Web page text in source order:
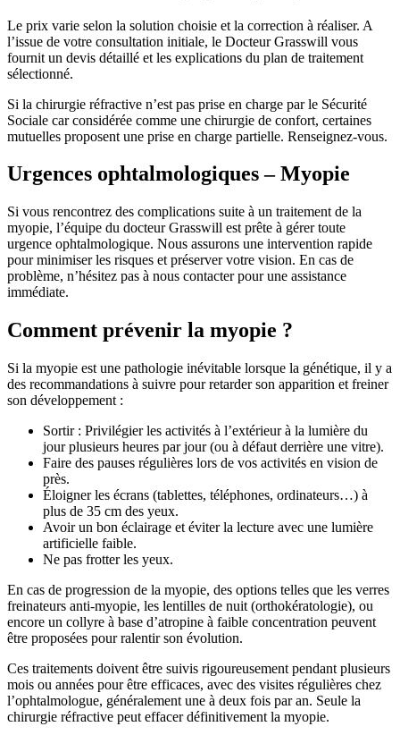
Le prix varie selon la solution choisie et la correction à réaliser. A
l’issue de votre consultation initiale, le Docteur Grasswill vous
fournit un devis détaillé et les explications du plan de traitement
sélectionné.
Si la chirurgie réfractive n’est pas prise en charge par le Sécurité
Sociale car considérée comme une chirurgie de confort, certaines
mutuelles proposent une prise en charge partielle. Renseignez-vous.
Urgences ophtalmologiques – Myopie
Si vous rencontrez des complications suite à un traitement de la
myopie, l’équipe du docteur Grasswill est prête à gérer toute
urgence ophtalmologique. Nous assurons une intervention rapide
pour minimiser les risques et préserver votre vision. En cas de
problème, n’hésitez pas à nous contacter pour une assistance
immédiate.
Comment prévenir la myopie ?
Si la myopie est une pathologie inévitable lorsque la génétique, il y a
des recommandations à suivre pour retarder son apparition et freiner
son développement :
Sortir : Privilégier les activités à l’extérieur à la lumière du
jour plusieurs heures par jour (ou à défaut derrière une vitre).
Faire des pauses régulières lors de vos activités en vision de
près.
Éloigner les écrans (tablettes, téléphones, ordinateurs…) à
plus de 35 cm des yeux.
Avoir un bon éclairage et éviter la lecture avec une lumière
artificielle faible.
Ne pas frotter les yeux.
En cas de progression de la myopie, des options telles que les verres
freinateurs anti-myopie, les lentilles de nuit (orthokératologie), ou
encore un collyre à base d’atropine à faible concentration peuvent
être proposées pour ralentir son évolution.
Ces traitements doivent être suivis rigoureusement pendant plusieurs
mois ou années pour être efficaces, avec des visites régulières chez
l’ophtalmologue, généralement une à deux fois par an. Seule la
chirurgie réfractive peut effacer définitivement la myopie.